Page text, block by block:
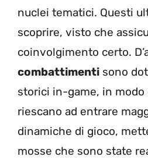
nuclei tematici. Questi
scoprire, visto che
coinvolgimento certo.
combattimenti sono
storici in-game, in modo
riescano ad entrare
dinamiche di gioco,
mosse che sono state